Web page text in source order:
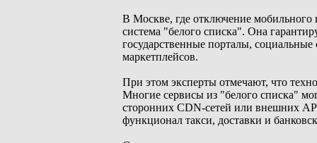
В Москве, где отключение мобильного
система "белого списка". Она
государственные порталы,
маркетплейсов.
При этом эксперты отмечают, что
Многие сервисы из "белого списка"
сторонних CDN-сетей или внешних
функционал такси, доставки и